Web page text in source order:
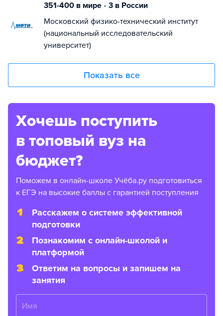
351-400 в мире • 3 в России
Московский физико-технический институт
(национальный исследовательский
университет)
Показать все
Хочешь поступить
в топовый вуз на
бюджет?
Поможем в онлайн-школе Учёба.ру подготовиться
к ЕГЭ на высокие баллы с гарантией поступления
Расскажем о системе эффективной
подготовки
Познакомим с онлайн-школой и
платформой
Ответим на вопросы и запишем на
занятия
Имя